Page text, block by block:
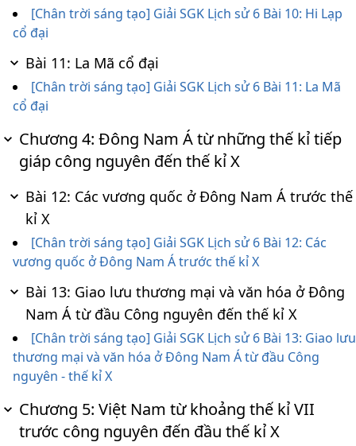
[Chân trời sáng tạo] Giải SGK Lịch sử 6 Bài 10: Hi Lạp
cổ đại
Bài 11: La Mã cổ đại
[Chân trời sáng tạo] Giải SGK Lịch sử 6 Bài 11: La Mã
cổ đại
Chương 4: Đông Nam Á từ những thế kỉ tiếp
giáp công nguyên đến thế kỉ X
Bài 12: Các vương quốc ở Đông Nam Á trước thế
kỉ X
[Chân trời sáng tạo] Giải SGK Lịch sử 6 Bài 12: Các
vương quốc ở Đông Nam Á trước thế kỉ X
Bài 13: Giao lưu thương mại và văn hóa ở Đông
Nam Á từ đầu Công nguyên đến thế kỉ X
[Chân trời sáng tạo] Giải SGK Lịch sử 6 Bài 13: Giao lưu
thương mại và văn hóa ở Đông Nam Á từ đầu Công
nguyên - thế kỉ X
Chương 5: Việt Nam từ khoảng thế kỉ VII
trước công nguyên đến đầu thế kỉ X